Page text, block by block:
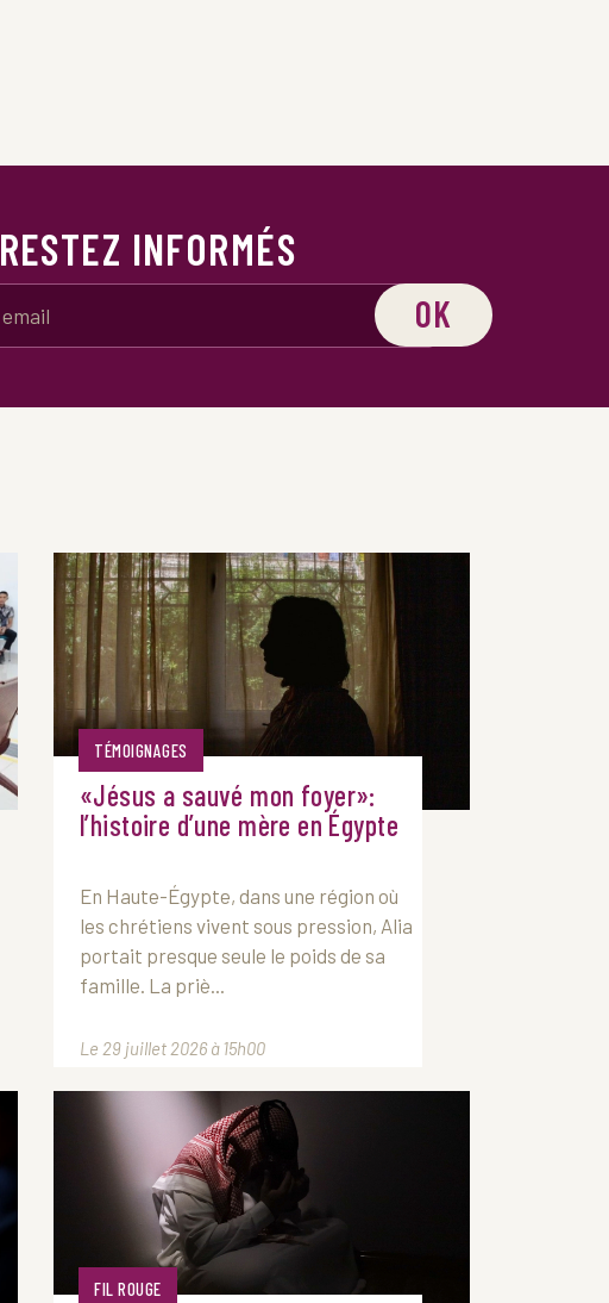
RESTEZ INFORMÉS
OK
TÉMOIGNAGES
«Jésus a sauvé mon foyer»:
l’histoire d’une mère en Égypte
En Haute-Égypte, dans une région où
les chrétiens vivent sous pression, Alia
portait presque seule le poids de sa
famille. La priè...
Le 29 juillet 2026 à 15h00
FIL ROUGE